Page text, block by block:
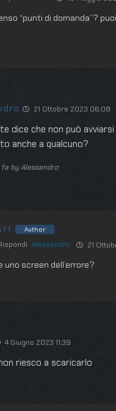
“punti di domanda”?
21 Ottobre 2023 06:08
dice che non può
anche a qualcuno?
by Alessandro
Author
Alessandro 21
uno screen dell’errore?
4 Giugno 2023 11:39
riesco a scaricarlo